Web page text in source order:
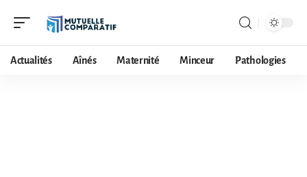
Actualités Aînés Maternité Minceur Pathologies